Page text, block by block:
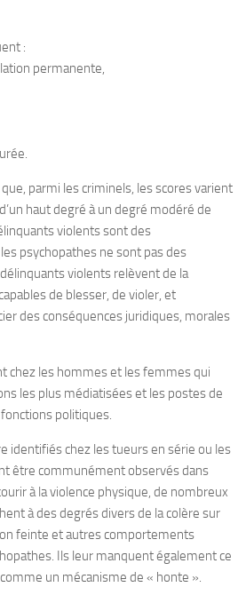
:
permanente,
parmi les criminels, les scores varient
haut degré à un degré modéré de
violents sont des
psychopathes ne sont pas des
violents relèvent de la
de blesser, de violer, et
des conséquences juridiques, morales
chez les hommes et les femmes qui
les plus médiatisées et les postes de
politiques.
identifiés chez les tueurs en série ou les
être communément observés dans
à la violence physique, de nombreux
à des degrés divers de la colère sur
feinte et autres comportements
Ils leur manquent également ce
un mécanisme de « honte ».